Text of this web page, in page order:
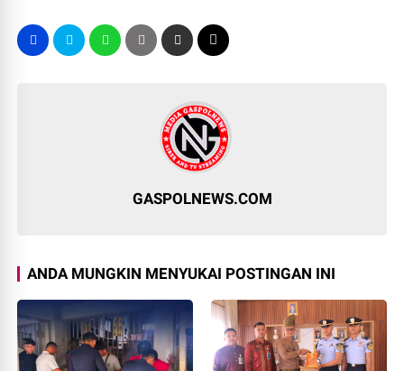
GASPOLNEWS.COM
ANDA MUNGKIN MENYUKAI POSTINGAN INI